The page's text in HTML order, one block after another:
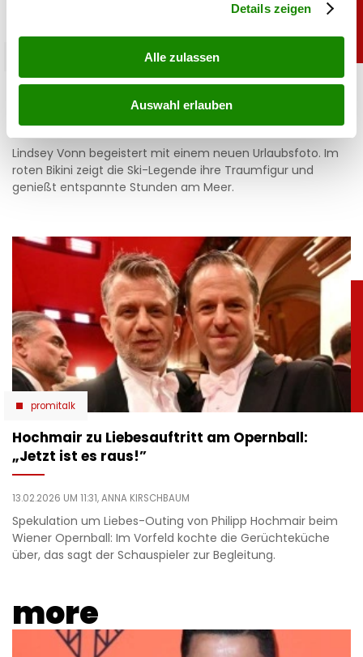
Details zeigen
Alle zulassen
Auswahl erlauben
Heiß: Lindsey Vonn zeigt Traumfigur im Urlaub
06.08.2026 UM 09:28,JOVANA BOROJEVIC
Lindsey Vonn begeistert mit einem neuen Urlaubsfoto. Im
roten Bikini zeigt die Ski-Legende ihre Traumfigur und
genießt entspannte Stunden am Meer.
promitalk
Hochmair zu Liebesauftritt am Opernball:
„Jetzt ist es raus!”
13.02.2026 UM 11:31,ANNA KIRSCHBAUM
Spekulation um Liebes-Outing von Philipp Hochmair beim
Wiener Opernball: Im Vorfeld kochte die Gerüchteküche
über, das sagt der Schauspieler zur Begleitung.
more